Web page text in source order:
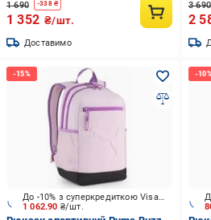
1 690 -338₴
1 352 ₴/шт.
Доставимо
3 690
2
1 062.90 ₴/шт.
До -10% з суперкредиткою Visa Вигода